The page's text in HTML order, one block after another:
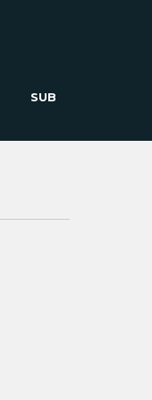
SUB